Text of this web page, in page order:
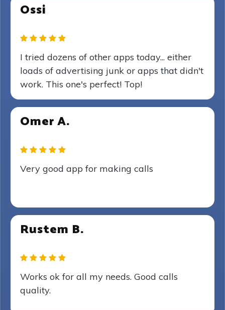
Ossi
I tried dozens of other apps today... either
loads of advertising junk or apps that didn't
work. This one's perfect! Top!
Omer A.
Very good app for making calls
Rustem B.
Works ok for all my needs. Good calls
quality.